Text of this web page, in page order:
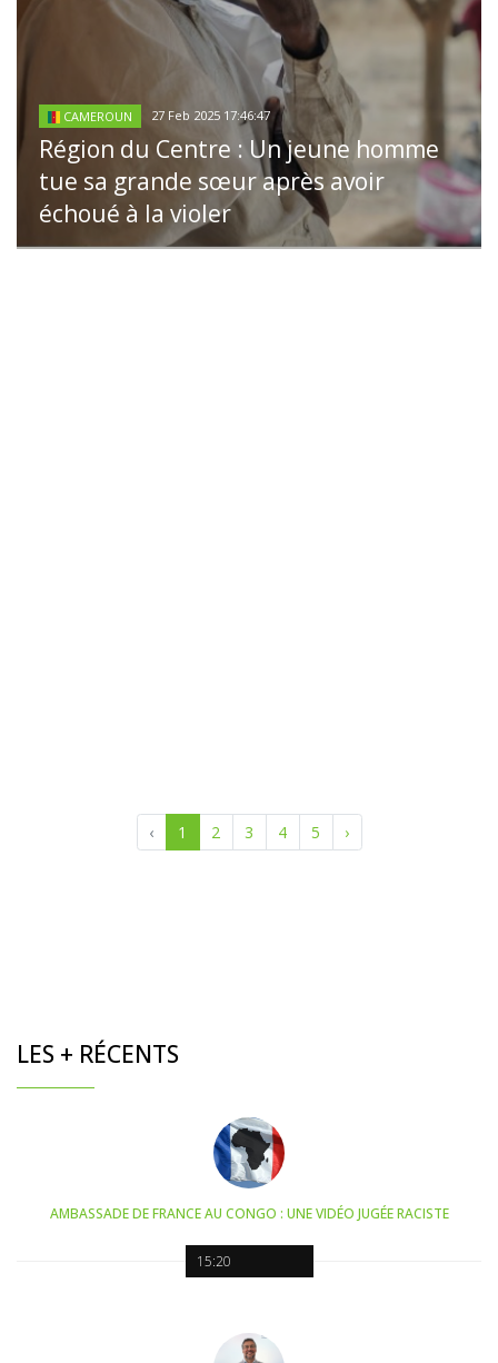
CAMEROUN 27 Feb 2025 17:46:47
Région du Centre : Un jeune homme
tue sa grande sœur après avoir
échoué à la violer
‹ 1 2 3 4 5 ›
LES + RÉCENTS
15:20
AMBASSADE DE FRANCE AU CONGO : UNE VIDÉO JUGÉE RACISTE